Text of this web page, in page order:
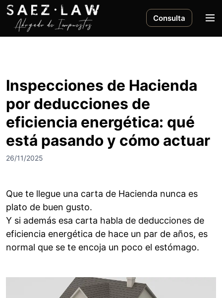
Consulta
M
Inspecciones de Hacienda
por deducciones de
eficiencia energética: qué
está pasando y cómo actuar
26/11/2025
Que te llegue una carta de Hacienda nunca es
plato de buen gusto.
Y si además esa carta habla de deducciones de
eficiencia energética de hace un par de años, es
normal que se te encoja un poco el estómago.